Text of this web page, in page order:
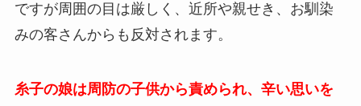
ですが周囲の目は厳しく、近所や親せき、お馴染
みの客さんからも反対されます。
糸子の娘は周防の子供から責められ、辛い思いを